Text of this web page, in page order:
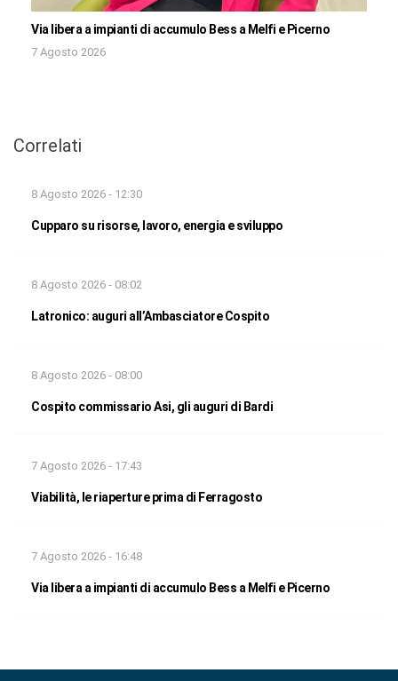
Via libera a impianti di accumulo Bess a Melfi e Picerno
7 Agosto 2026
Correlati
8 Agosto 2026 - 12:30
Cupparo su risorse, lavoro, energia e sviluppo
8 Agosto 2026 - 08:02
Latronico: auguri all’Ambasciatore Cospito
8 Agosto 2026 - 08:00
Cospito commissario Asi, gli auguri di Bardi
7 Agosto 2026 - 17:43
Viabilità, le riaperture prima di Ferragosto
7 Agosto 2026 - 16:48
Via libera a impianti di accumulo Bess a Melfi e Picerno